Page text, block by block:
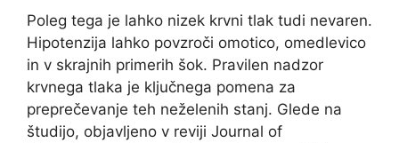
Poleg tega je lahko nizek krvni tlak tudi nevaren.
Hipotenzija lahko povzroči omotico, omedlevico
in v skrajnih primerih šok. Pravilen nadzor
krvnega tlaka je ključnega pomena za
preprečevanje teh neželenih stanj. Glede na
študijo, objavljeno v reviji Journal of